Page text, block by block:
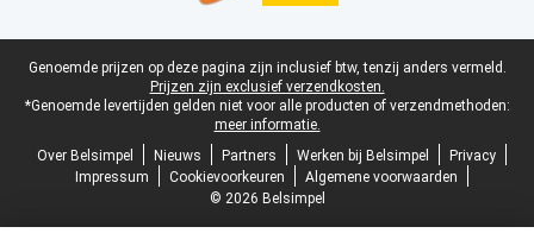
Juridische voettekst
Genoemde prijzen op deze pagina zijn inclusief btw, tenzij anders vermeld.
Prijzen zijn exclusief verzendkosten.
*Genoemde levertijden gelden niet voor alle producten of verzendmethoden:
meer informatie.
Over Belsimpel
Nieuws Partners Werken bij Belsimpel
Privacy
Impressum
Cookievoorkeuren
Algemene voorwaarden
© 2026 Belsimpel